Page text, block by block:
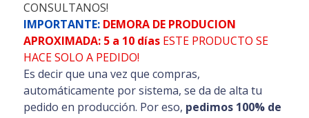
CONSULTANOS!
IMPORTANTE: DEMORA DE PRODUCION
APROXIMADA: 5 a 10 días ESTE PRODUCTO SE
HACE SOLO A PEDIDO!
Es decir que una vez que compras,
automáticamente por sistema, se da de alta tu
pedido en producción. Por eso, pedimos 100% de